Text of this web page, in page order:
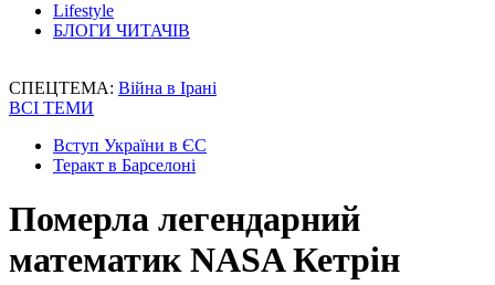
Lifestyle
БЛОГИ ЧИТАЧІВ
СПЕЦТЕМА: Війна в Ірані
ВСІ ТЕМИ
Вступ України в ЄС
Теракт в Барселоні
Померла легендарний
математик NASA Кетрін